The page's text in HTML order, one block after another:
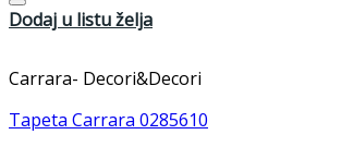
Dodaj u listu želja
Carrara- Decori&Decori
Tapeta Carrara 0285610